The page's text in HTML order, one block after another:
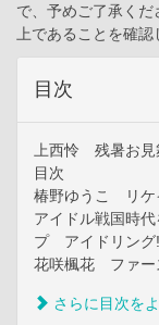
で、予めご了承く
上であることを確認
目次
上西怜 残暑お見
目次
椿野ゆうこ リケ
アイドル戦国時
プ アイドリング
花咲楓花 ファー
さらに目次を